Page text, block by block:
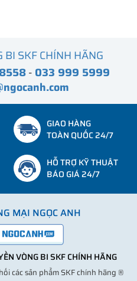
BI SKF CHÍNH HÃNG
- 033 999 5999
GIAO HÀNG
TOÀN QUỐC 24/7
HỖ TRỢ KỸ THUẬT
BÁO GIÁ 24/7
MẠI NGỌC ANH
VÒNG BI SKF CHÍNH HÃNG
các sản phẩm SKF chính hãng ®